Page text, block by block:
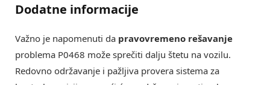
Dodatne informacije
Važno je napomenuti da pravovremeno rešavanje
problema P0468 može sprečiti dalju štetu na vozilu.
Redovno održavanje i pažljiva provera sistema za